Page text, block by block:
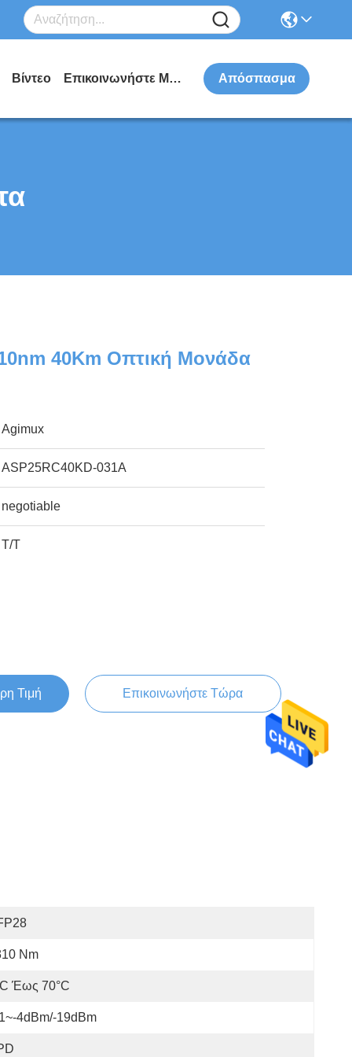
Βίντεο Επικοινωνήστε Μαζί Μας Απόσπασμα
40Km Οπτική Μονάδα
Agimux
ASP25RC40KD-031A
negotiable
Τ/Τ
Τιμή Επικοινωνήστε Τώρα
Nm
Έως 70°C
4dBm/-19dBm